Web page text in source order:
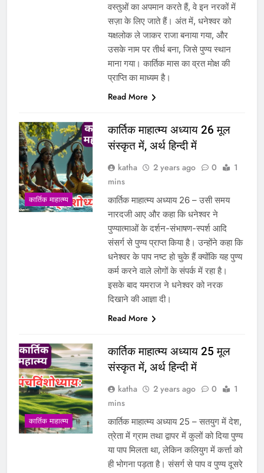
वस्तुओं का अपमान करते हैं, वे इन नरकों में
सज़ा के लिए जाते हैं। अंत में, धनेश्वर को
यक्षलोक ले जाकर राजा बनाया गया, और
उसके नाम पर तीर्थ बना, जिसे पुण्य स्थान
माना गया। कार्तिक मास का व्रत मोक्ष की
प्राप्ति का माध्यम है।
Read More
कार्तिक माहात्म्य
कार्तिक माहात्म्य अध्याय 26 मूल
संस्कृत में, अर्थ हिन्दी में
katha 2 years ago 0
1
mins
कार्तिक माहात्म्य अध्याय 26 – उसी समय
नारदजी आए और कहा कि धनेश्वर ने
पुण्यात्माओं के दर्शन-संभाषण-स्पर्श आदि
संसर्ग से पुण्य प्राप्त किया है। उन्होंने कहा कि
धनेश्वर के पाप नष्ट हो चुके हैं क्योंकि यह पुण्य
कर्म करने वाले लोगों के संपर्क में रहा है।
इसके बाद यमराज ने धनेश्वर को नरक
दिखाने की आज्ञा दी।
Read More
कार्तिक माहात्म्य
कार्तिक माहात्म्य अध्याय 25 मूल
संस्कृत में, अर्थ हिन्दी में
katha 2 years ago 0
1
mins
कार्तिक माहात्म्य अध्याय 25 – सतयुग में देश,
त्रेता में ग्राम तथा द्वापर में कुलों को दिया पुण्य
या पाप मिलता था, लेकिन कलियुग में कर्त्ता को
ही भोगना पड़ता है। संसर्ग से पाप व पुण्य दूसरे